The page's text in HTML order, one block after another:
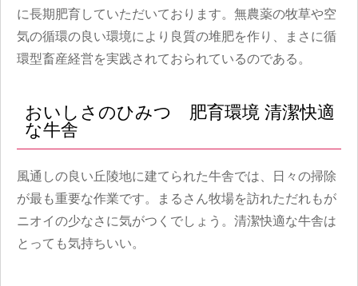
に長期肥育していただいております。無農薬の牧草や空
気の循環の良い環境により良質の堆肥を作り、まさに循
環型畜産経営を実践されておられているのである。
おいしさのひみつ 肥育環境 清潔快適
な牛舎
風通しの良い丘陵地に建てられた牛舎では、日々の掃除
が最も重要な作業です。まるさん牧場を訪れただれもが
ニオイの少なさに気がつくでしょう。清潔快適な牛舎は
とっても気持ちいい。